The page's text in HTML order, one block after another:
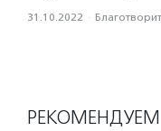
31.10.2022 ·
РЕКОМЕНДУЕМ